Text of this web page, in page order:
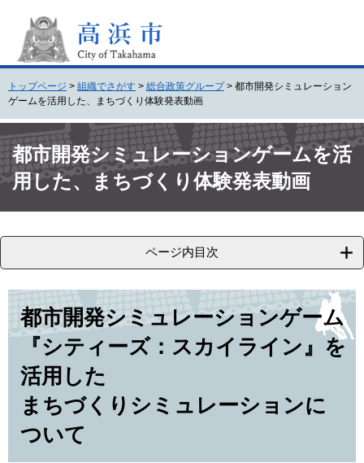
頭
。
飛
て
本
文
トップページ > 組織でさがす > 総合政策グループ > 都市開発シミュレーション
ゲームを活用した、まちづくり体験発表動画
文都市開発シミュレーションゲームを活
用した、まちづくり体験発表動画
ページ内目次
都市開発シミュレーションゲーム
『シティーズ：スカイライン』を
活用した
まちづくりシミュレーションに
ついて